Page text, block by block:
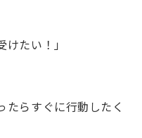
たい！」
たらすぐに行動したく